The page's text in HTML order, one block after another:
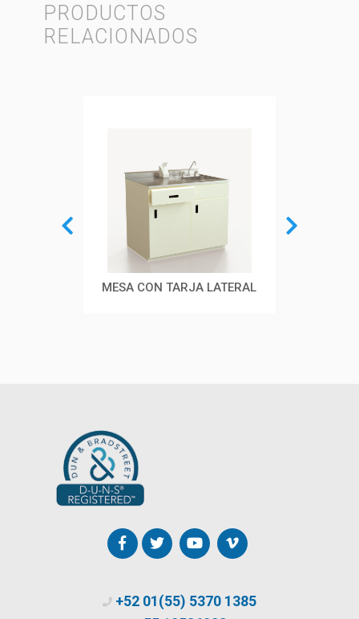
PRODUCTOS
RELACIONADOS
MESA CON TARJA LATERAL
VITRINA MIXTA
+52 01(55) 5370 1385